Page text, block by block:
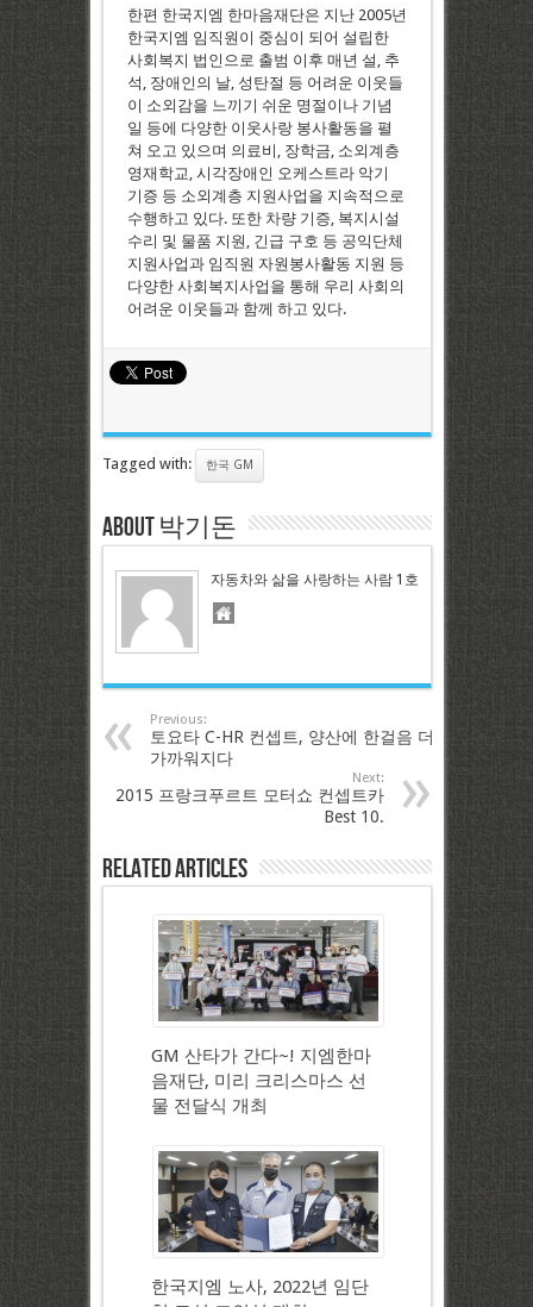
한편 한국지엠 한마음재단은 지난 2005년
한국지엠 임직원이 중심이 되어 설립한
사회복지 법인으로 출범 이후 매년 설, 추
석, 장애인의 날, 성탄절 등 어려운 이웃들
이 소외감을 느끼기 쉬운 명절이나 기념
일 등에 다양한 이웃사랑 봉사활동을 펼
쳐 오고 있으며 의료비, 장학금, 소외계층
영재학교, 시각장애인 오케스트라 악기
기증 등 소외계층 지원사업을 지속적으로
수행하고 있다. 또한 차량 기증, 복지시설
수리 및 물품 지원, 긴급 구호 등 공익단체
지원사업과 임직원 자원봉사활동 지원 등
다양한 사회복지사업을 통해 우리 사회의
어려운 이웃들과 함께 하고 있다.
Tagged with: 한국 GM
About 박기돈
자동차와 삶을 사랑하는 사람 1호
Previous:
토요타 C-HR 컨셉트, 양산에 한걸음 더
가까워지다
Next:
2015 프랑크푸르트 모터쇼 컨셉트카
Best 10.
Related Articles
GM 산타가 간다~! 지엠한마
음재단, 미리 크리스마스 선
물 전달식 개최
한국지엠 노사, 2022년 임단